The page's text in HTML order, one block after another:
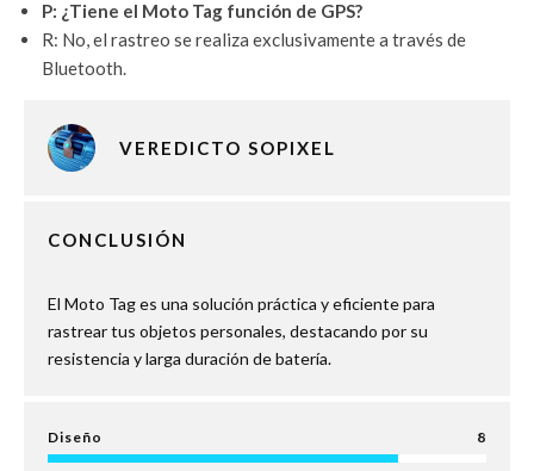
P: ¿Tiene el Moto Tag función de GPS?
R: No, el rastreo se realiza exclusivamente a través de
Bluetooth.
VEREDICTO SOPIXEL
CONCLUSIÓN
El Moto Tag es una solución práctica y eficiente para
rastrear tus objetos personales, destacando por su
resistencia y larga duración de batería.
Diseño 8